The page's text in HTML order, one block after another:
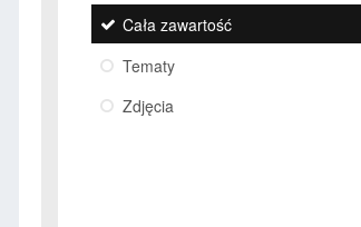
Cała zawartość
Tematy
Zdjęcia